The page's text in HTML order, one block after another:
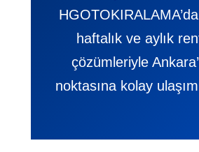
haftalık ve aylık
çözümleriyle
noktasına kolay